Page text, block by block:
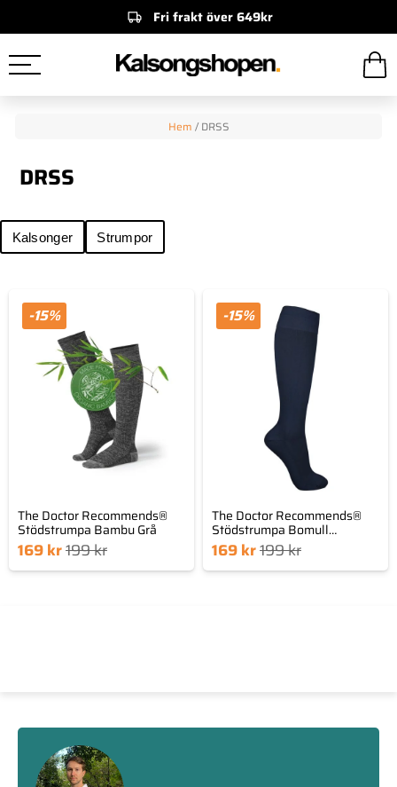
Fri frakt över 649kr
Hem / DRSS
DRSS
Kalsonger Strumpor
The Doctor Recommends®
Stödstrumpa Bambu Grå
-15%
199kr
Det
169kr
The Doctor Recommends®
Stödstrumpa Bomull
Marinblå
-15%
199kr
Det
ursprungliga
169kr
Det
nuvarande